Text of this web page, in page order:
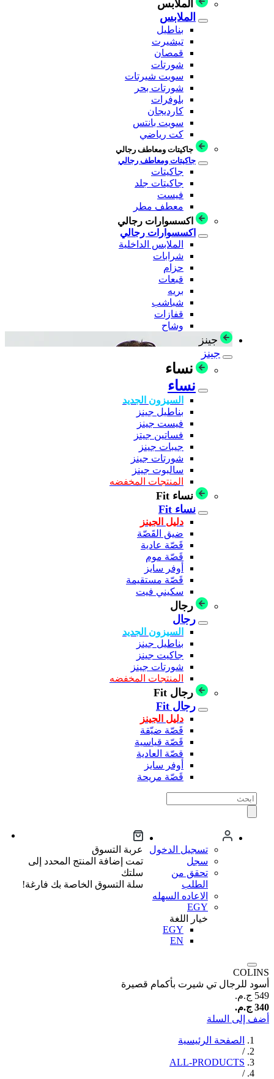
الملابس
الملابس
بناطيل
تيشيرت
قمصان
شورتات
سويت شيرتات
شورتات بحر
بلوفرات
كارديجان
سويت بانتس
كت رياضي
جاكيتات ومعاطف رجالي
جاكيتات ومعاطف رجالي
جاكيتات
جاكيتات جلد
فيست
معطف مطر
اكسسوارات رجالي
اكسسوارات رجالي
الملابس الداخلية
شرابات
حزام
قبعات
بريه
شباشب
قفازات
وشاح
جينز
جينز
نساء
نساء
السيزون الجديد
بناطيل جينز
فيست جينز
فساتين جيتز
جيبات جينز
شورتات جينز
سالبوت جينز
المنتجات المخفضه
نساء Fit
نساء Fit
دليل الجينز
ضيق القَصّة
قَصّة عادية
قَصّة موم
أوفر سايز
قَصّة مستقيمة
سكيني فيت
رجال
رجال
السيزون الجديد
بناطيل جينز
جاكيت جينز
شورتات جينز
المنتجات المخفضه
رجال Fit
رجال Fit
دليل الجينز
قَصّة ضيّقة
قَصّة قياسية
قصّة العادية
أوفر سايز
قَصّة مريحة
تسجيل الدخول
سجل
تحقق من
الطلب
الاعاده السهله
EGY
خيار اللغة
EGY
EN
عربة التسوق
تمت إضافة المنتج المحدد إلى
سلتك
سلة التسوق الخاصة بك فارغة!
COLINS
أسود للرجال تي شيرت بأكمام قصيرة
549 ج.م.‏
340 ج.م.‏
أضف إلى السلة
الصفحة الرئيسية
/
ALL-PRODUCTS
/